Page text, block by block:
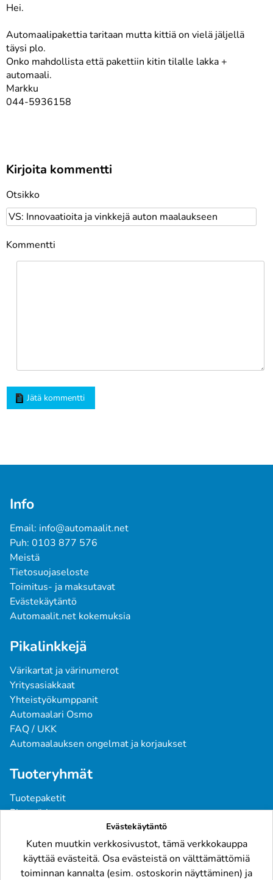
Hei.
Automaalipakettia taritaan mutta kittiä on vielä jäljellä
täysi plo.
Onko mahdollista että pakettiin kitin tilalle lakka +
automaali.
Markku
044-5936158
Kirjoita kommentti
Otsikko
Kommentti
Jätä kommentti
Info
Email: info@automaalit.net
Puh: 0103 877 576
Meistä
Tietosuojaseloste
Toimitus- ja maksutavat
Evästekäytäntö
Automaalit.net kokemuksia
Pikalinkkejä
Värikartat ja värinumerot
Yritysasiakkaat
Yhteistyökumppanit
Automaalari Osmo
FAQ / UKK
Automaalauksen ongelmat ja korjaukset
Tuoteryhmät
Tuotepaketit
Pintavärit
Pohjatuotteet
Tarvikkeet
Raskaskalusto
Evästekäytäntö
Kuten muutkin verkkosivustot, tämä verkkokauppa
käyttää evästeitä. Osa evästeistä on välttämättömiä
toiminnan kannalta (esim. ostoskorin näyttäminen) ja